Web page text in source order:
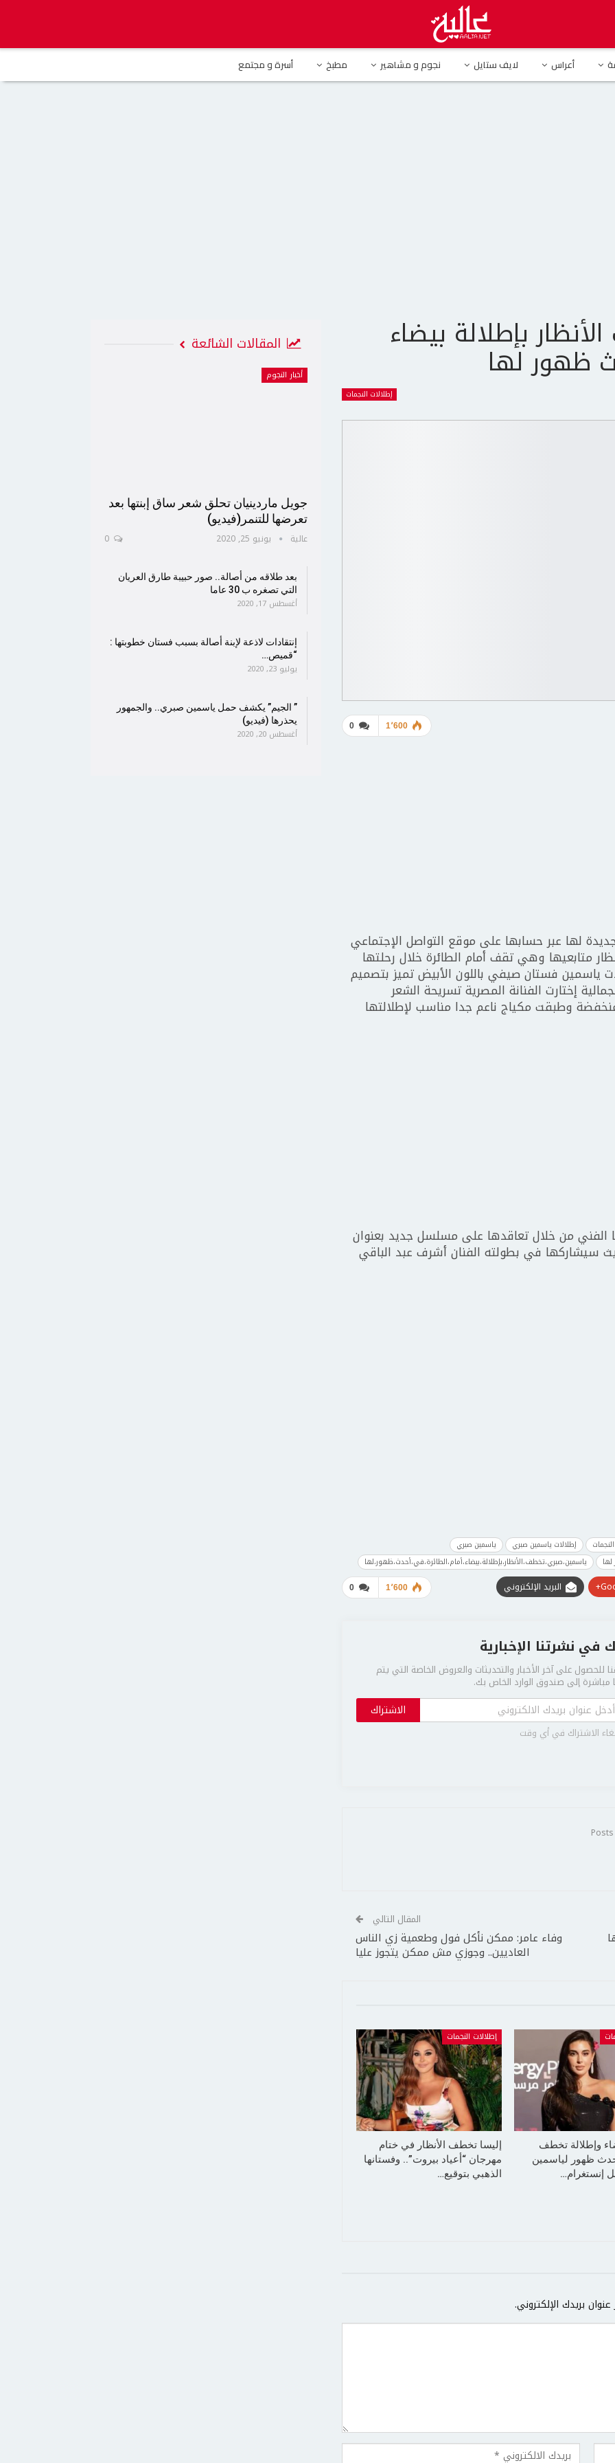
أعراس لايف ستايل نجوم و مشاهير مطبخ أسرة و مجتمع
بإطلالة بيضاء أمام الطائرة في أحدث ظهور لها
بإطلالة بيضاء
ظهور لها
إطلالات النجمات
0 1٬600
لها عبر حسابها على موقع التواصل الإجتماعي
متابعيها وهي تقف أمام الطائرة خلال رحلتها
فستان صيفي باللون الأبيض تميز بتصميم
إختارت الفنانة المصرية تسريحة الشعر
وطبقت مكياج ناعم جدا مناسب لإطلالتها
من خلال تعاقدها على مسلسل جديد بعنوان
من 15 حلقة فقط حيث سيشاركها في بطولته الفنان أشرف عبد الباقي
إطلالات ياسمين صبري
ياسمين صبري
ياسمين،صبري،تخطف،الأنظار،بإطلالة،بيضاء،أمام،الطائرة،في،أحدث،ظهور،لها
0 1٬600 البريد الإلكتروني
في نشرتنا الإخبارية
للحصول على آخر الأخبار والتحديثات والعروض الخاصة التي يتم
إلى صندوق الوارد الخاص بك.
الاشتراك
الاشتراك في أي وقت
المقال التالي
وفاء عامر: ممكن نأكل فول وطعمية زي الناس
العاديين.. وجوزي مش ممكن يتجوز عليا
وإطلالة تخطف
ظهور لياسمين
إنستغرام…
إطلالات النجمات
إليسا تخطف الأنظار في ختام
مهرجان “أعياد بيروت”.. وفستانها
الذهبي بتوقيع…
بريدك الإلكتروني.
المقالات الشائعة
أخبار النجوم
جويل ماردينيان تحلق شعر ساق إبنتها بعد
تعرضها للتنمر(فيديو)
عالية يونيو 25, 2020
بعد طلاقه من أصالة.. صور حبيبة طارق العريان
التي تصغره ب 30 عاما
أغسطس 17, 2020
إنتقادات لاذعة لإبنة أصالة بسبب فستان خطوبتها :
“قميص…
يوليو 23, 2020
” الجيم” يكشف حمل ياسمين صبري.. والجمهور
يحذرها (فيديو)
أغسطس 20, 2020